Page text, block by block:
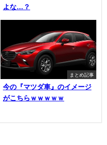
よな…？
まとめ記事
今の『マツダ車』のイメージ
がこちらｗｗｗｗｗ